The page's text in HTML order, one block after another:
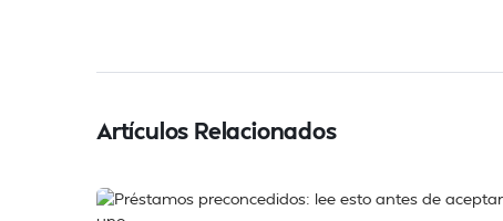
Artículos Relacionados